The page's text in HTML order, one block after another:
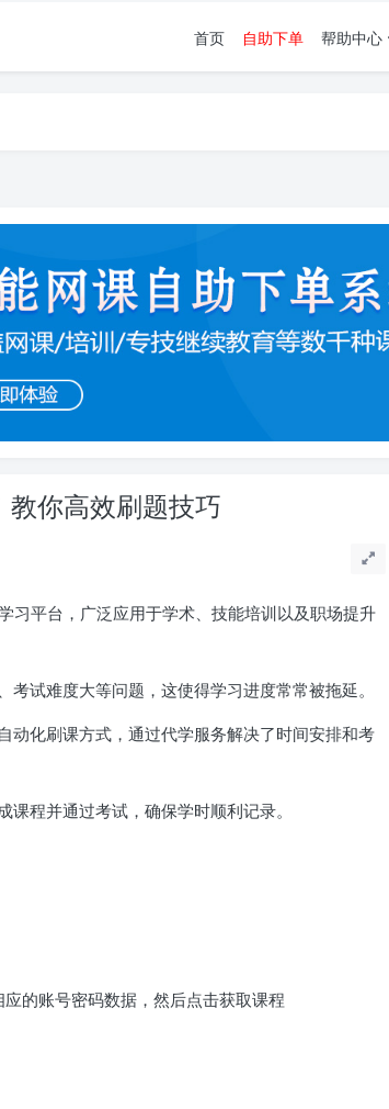
首页 自助下单 帮助中心
现已接入代刷代考项目3000+
已接入代刷代考项目3000+
你高效刷题技巧
习平台，广泛应用于学术、技能培训以及职场提升
试难度大等问题，这使得学习进度常常被拖延。
动化刷课方式，通过代学服务解决了时间安排和考
程并通过考试，确保学时顺利记录。
的账号密码数据，然后点击获取课程